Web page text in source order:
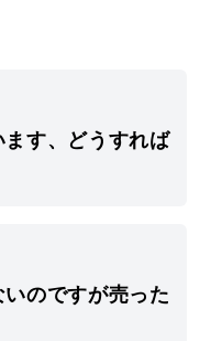
す、どうすれば
のですが売った